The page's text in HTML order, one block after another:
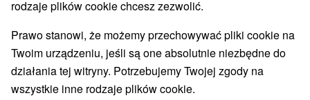
Ogrody botaniczne(2)
Ogrody zoologiczne i fermy zwierząt
Muzea i galerie Atrakcje turystyczne
Atrakcje z adrenaliną(3)
rodzaje plików cookie chcesz zezwolić.
Prawo stanowi, że możemy przechowywać pliki cookie na
Twoim urządzeniu, jeśli są one absolutnie niezbędne do
działania tej witryny. Potrzebujemy Twojej zgody na
wszystkie inne rodzaje plików cookie.